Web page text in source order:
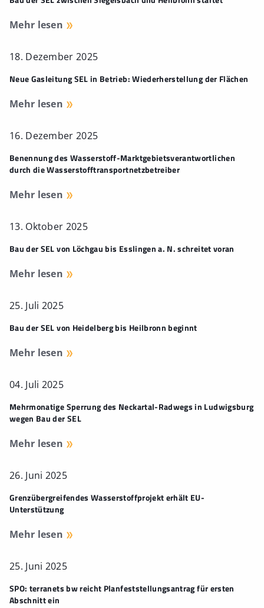
Mehr lesen
18. Dezember 2025
Neue Gasleitung SEL in Betrieb: Wiederherstellung der Flächen
Mehr lesen
16. Dezember 2025
Benennung des Wasserstoff-Marktgebietsverantwortlichen
durch die Wasserstofftransportnetzbetreiber
Mehr lesen
13. Oktober 2025
Bau der SEL von Löchgau bis Esslingen a. N. schreitet voran
Mehr lesen
25. Juli 2025
Bau der SEL von Heidelberg bis Heilbronn beginnt
Mehr lesen
04. Juli 2025
Mehrmonatige Sperrung des Neckartal-Radwegs in Ludwigsburg
wegen Bau der SEL
Mehr lesen
26. Juni 2025
Grenzübergreifendes Wasserstoffprojekt erhält EU-
Unterstützung
Mehr lesen
25. Juni 2025
SPO: terranets bw reicht Planfeststellungsantrag für ersten
Abschnitt ein